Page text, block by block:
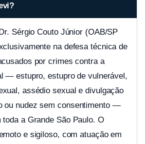
Sérgio Couto Júnior (OAB/SP
na defesa técnica de
por crimes contra a
— estupro, estupro de vulnerável,
assédio sexual e divulgação
ou nudez sem consentimento —
a Grande São Paulo. O
e sigiloso, com atuação em